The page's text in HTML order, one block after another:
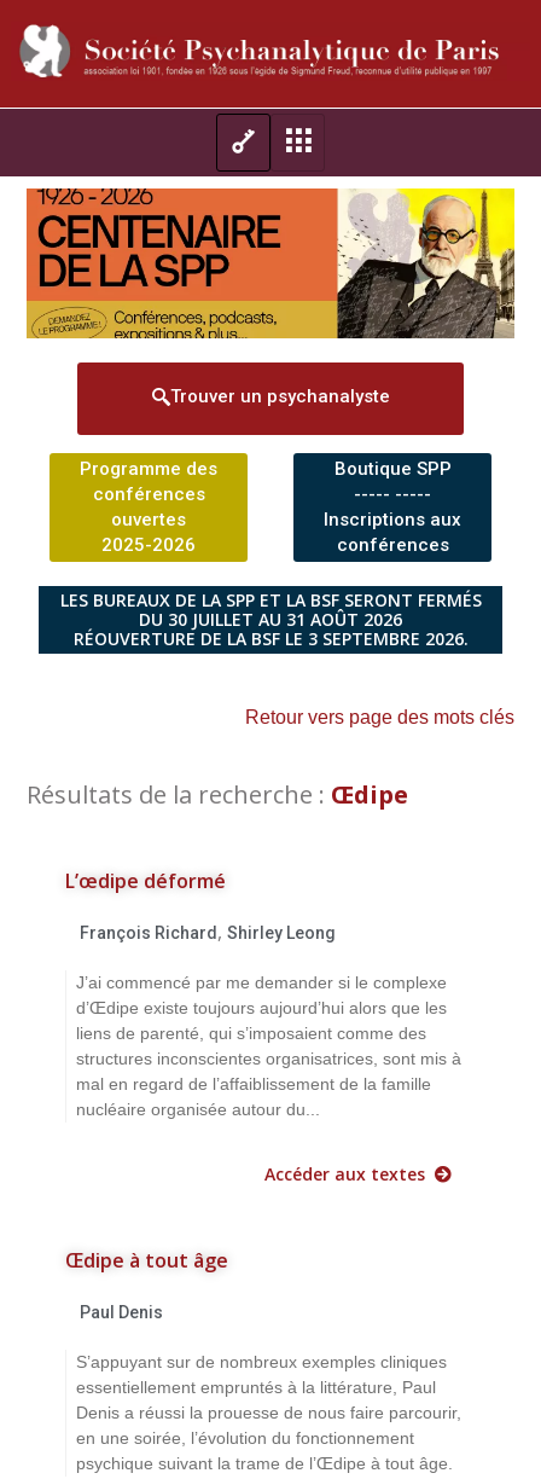
Trouver un psychanalyste
Programme des
conférences
ouvertes
2025-2026
Boutique SPP
----- -----
Inscriptions aux
conférences
LES BUREAUX DE LA SPP ET LA BSF SERONT FERMÉS
DU 30 JUILLET AU 31 AOÛT 2026
RÉOUVERTURE DE LA BSF LE 3 SEPTEMBRE 2026.
Retour vers page des mots clés
Résultats de la recherche : Œdipe
L’œdipe déformé
François Richard , Shirley Leong
J’ai commencé par me demander si le complexe
d’Œdipe existe toujours aujourd’hui alors que les
liens de parenté, qui s’imposaient comme des
structures inconscientes organisatrices, sont mis à
mal en regard de l’affaiblissement de la famille
nucléaire organisée autour du...
Accéder aux textes
Œdipe à tout âge
Paul Denis
S’appuyant sur de nombreux exemples cliniques
essentiellement empruntés à la littérature, Paul
Denis a réussi la prouesse de nous faire parcourir,
en une soirée, l’évolution du fonctionnement
psychique suivant la trame de l’Œdipe à tout âge.